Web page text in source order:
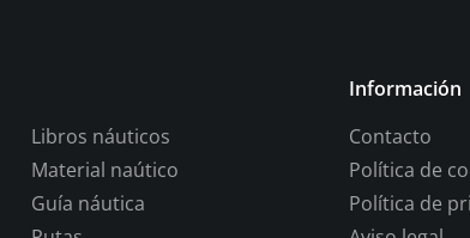
Libros náuticos
Material naútico
Guía náutica
Información
Contacto
Política de
Política de